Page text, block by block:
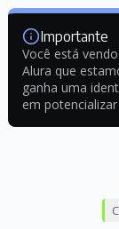
Importante
Você está
Alura que
ganha uma
em